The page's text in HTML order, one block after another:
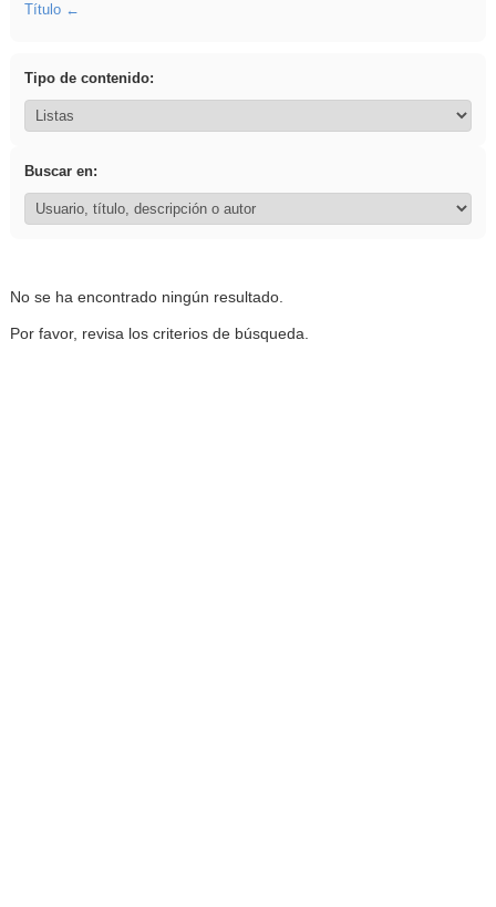
Título
Tipo de contenido:
Buscar en:
No se ha encontrado ningún resultado.
Por favor, revisa los criterios de búsqueda.